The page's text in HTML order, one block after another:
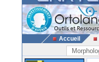
Accueil